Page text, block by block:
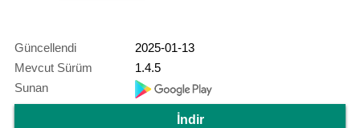
Güncellendi
2025-01-13
Mevcut Sürüm
1.4.5
Sunan
İndir